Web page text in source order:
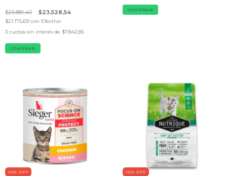
$25.881,40 $23.528,54
$21.175,69 con Efectivo
3 cuotas sin interés de $7.842,85
COMPRAR
10% OFF 10% OFF